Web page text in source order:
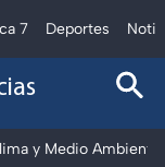
7 Deportes
y Medio Ambiente